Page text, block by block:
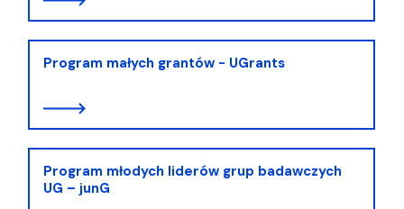
Program małych grantów - UGrants
Program młodych liderów grup badawczych
UG – junG